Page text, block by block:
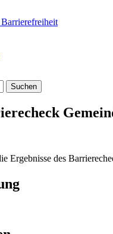
Ergebnisse des